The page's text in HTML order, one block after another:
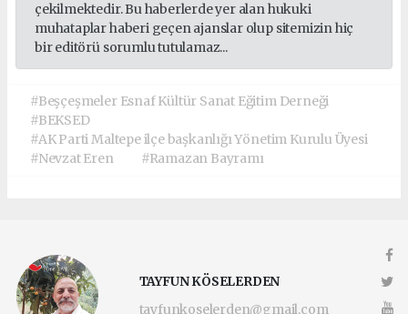
çekilmektedir. Bu haberlerde yer alan hukuki
muhataplar haberi geçen ajanslar olup sitemizin hiç
bir editörü sorumlu tutulamaz...
#Beşçeşmeler Esnaf Kültür Sanat Eğitim Derneği
#BEKSED
#AK Parti Maltepe ilçe başkanlığı Yönetim Kurulu Üyesi
#Nevzat Eren
#Ramazan Bayramı
TAYFUN KÖSELERDEN
tayfunkoselerden@gmail.com